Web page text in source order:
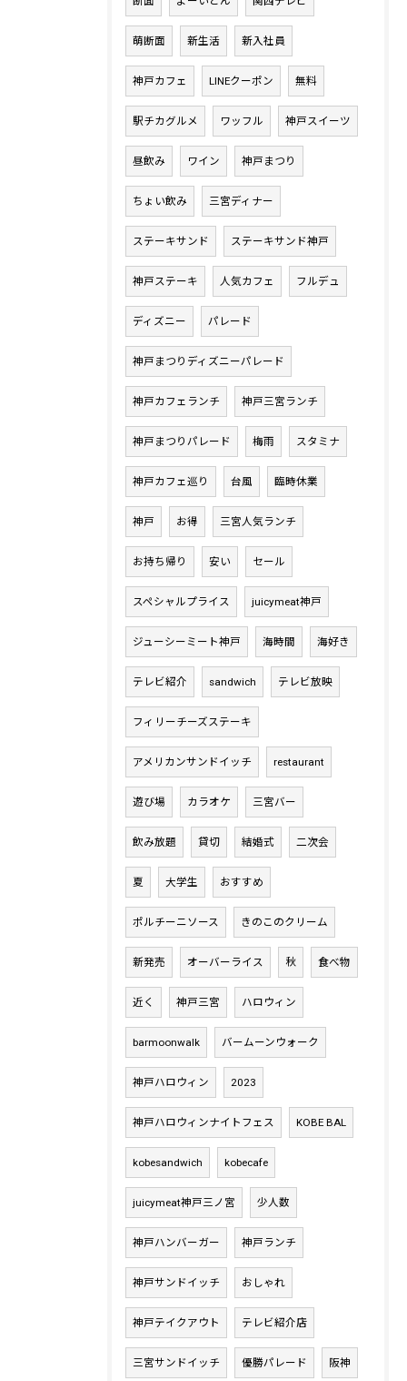
萌断面 新生活 新入社員
神戸カフェ LINEクーポン 無料
駅チカグルメ ワッフル 神戸スイーツ
昼飲み ワイン 神戸まつり
ちょい飲み 三宮ディナー
ステーキサンド ステーキサンド神戸
神戸ステーキ 人気カフェ フルデュ
ディズニー パレード
神戸まつりディズニーパレード
神戸カフェランチ 神戸三宮ランチ
神戸まつりパレード 梅雨 スタミナ
神戸カフェ巡り 台風 臨時休業
神戸 お得 三宮人気ランチ
お持ち帰り 安い セール
スペシャルプライス juicymeat神戸
ジューシーミート神戸 海時間 海好き
テレビ紹介 sandwich テレビ放映
フィリーチーズステーキ
アメリカンサンドイッチ restaurant
遊び場 カラオケ 三宮バー
飲み放題 貸切 結婚式 二次会
夏 大学生 おすすめ
ポルチーニソース きのこのクリーム
新発売 オーバーライス 秋 食べ物
近く 神戸三宮 ハロウィン
barmoonwalk バームーンウォーク
神戸ハロウィン 2023
神戸ハロウィンナイトフェス KOBE BAL
kobesandwich kobecafe
juicymeat神戸三ノ宮 少人数
神戸ハンバーガー 神戸ランチ
神戸サンドイッチ おしゃれ
神戸テイクアウト テレビ紹介店
三宮サンドイッチ 優勝パレード 阪神